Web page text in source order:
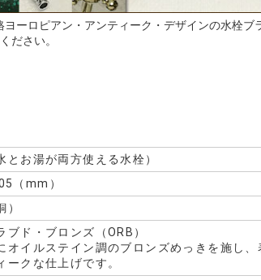
ーロピアン・アンティーク・デザインの水栓ブ
ださい。
とお湯が両方使える水栓）
（mm）
）
ブド・ブロンズ（ORB）
オイルステイン調のブロンズめっきを施し
ークな仕上げです。